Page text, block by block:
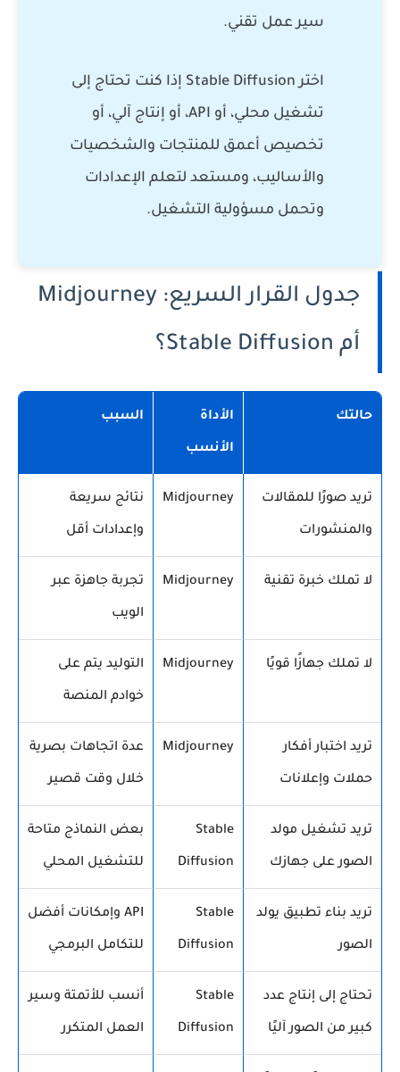
سير عمل تقني.
اخترStable Diffusion إذا كنت تحتاج إلى
تشغيل محلي، أو API، أو إنتاج آلي، أو
تخصيص أعمق للمنتجات والشخصيات
والأساليب، ومستعد لتعلم الإعدادات
وتحمل مسؤولية التشغيل.
جدول القرار السريع: Midjourney
أم Stable Diffusion؟
حالتك الأداة
الأنسب
السبب
تريد صورًا للمقالات
والمنشورات
Midjourney نتائج سريعة
وإعدادات أقل
لا تملك خبرة تقنية Midjourney تجربة جاهزة عبر
الويب
لا تملك جهازًا قويًا Midjourney التوليد يتم على
خوادم المنصة
تريد اختبار أفكار
حملات وإعلانات
Midjourney عدة اتجاهات بصرية
خلال وقت قصير
تريد تشغيل مولد
الصور على جهازك
Stable
Diffusion
بعض النماذج متاحة
للتشغيل المحلي
تريد بناء تطبيق يولد
الصور
Stable
Diffusion
API وإمكانات أفضل
للتكامل البرمجي
تحتاج إلى إنتاج عدد
كبير من الصور آليًا
Stable
Diffusion
أنسب للأتمتة وسير
العمل المتكرر